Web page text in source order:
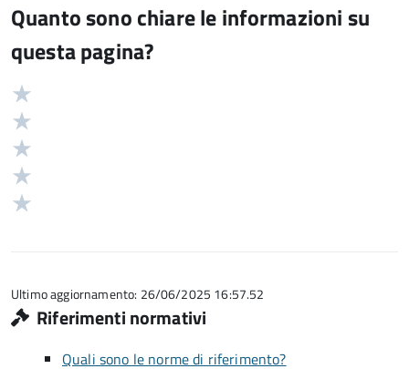
Quanto sono chiare le informazioni su
questa pagina?
Valutazione
5
Ultimo aggiornamento: 26/06/2025 16:57.52
Riferimenti normativi
Quali sono le norme di riferimento?